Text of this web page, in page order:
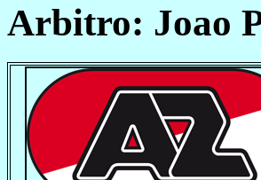
Arbitro: Joao